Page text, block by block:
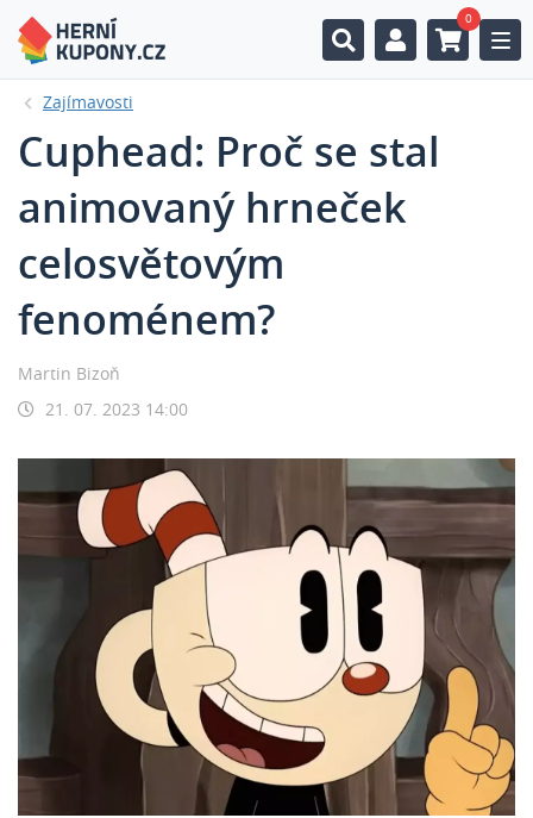
0
Zajímavosti
Cuphead: Proč se stal
animovaný hrneček
celosvětovým
fenoménem?
Martin Bizoň
21. 07. 2023 14:00